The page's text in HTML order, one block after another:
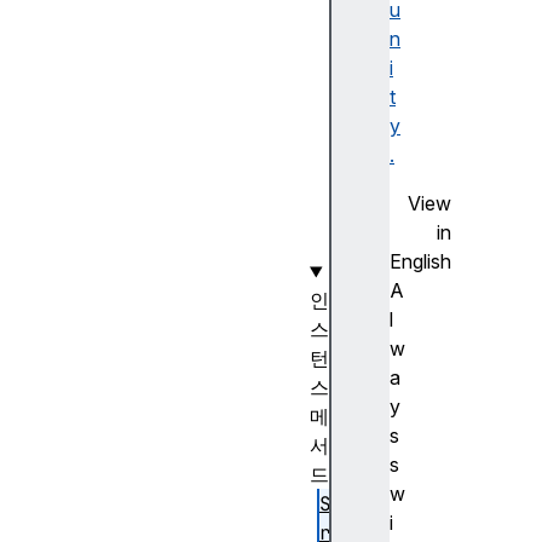
u
n
i
t
y
.
View
in
English
A
l
w
a
y
s
s
w
i
인
스
턴
스
메
서
드
St
ri